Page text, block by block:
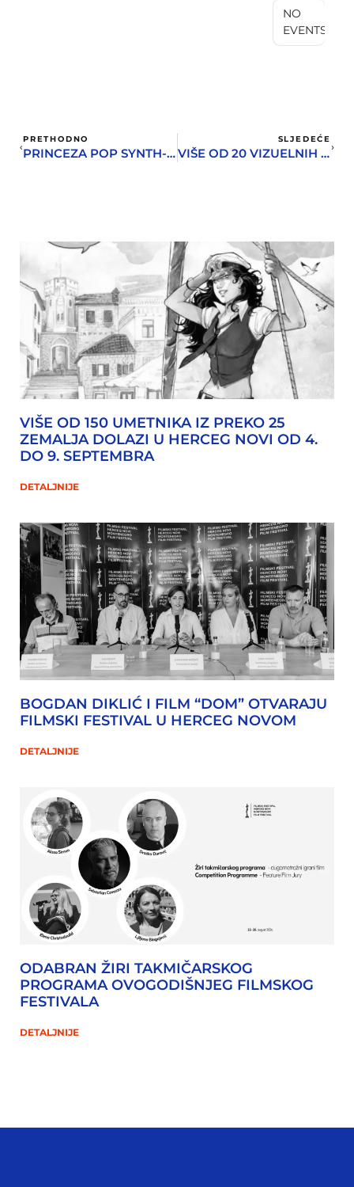
NO
EVENTS
PRETHODNO
PRINCEZA POP SYNTH-A ZAOKRUŽUJE MORŽ
SLJEDEĆE
VIŠE OD 20 VIZUELNIH UMJETNIKA IZLAŽE NA MORŽ-U
VIŠE OD 150 UMETNIKA IZ PREKO 25
ZEMALJA DOLAZI U HERCEG NOVI OD 4.
DO 9. SEPTEMBRA
DETALJNIJE
BOGDAN DIKLIĆ I FILM “DOM” OTVARAJU
FILMSKI FESTIVAL U HERCEG NOVOM
DETALJNIJE
ODABRAN ŽIRI TAKMIČARSKOG
PROGRAMA OVOGODIŠNJEG FILMSKOG
FESTIVALA
DETALJNIJE